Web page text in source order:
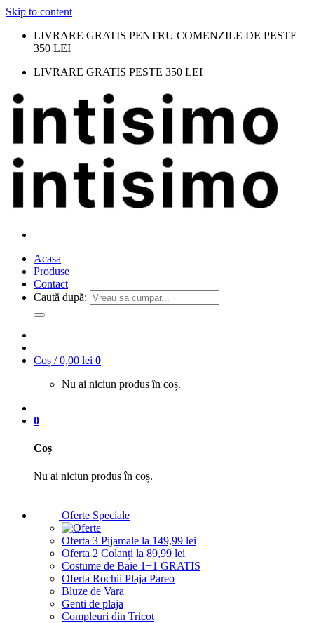
Skip to content
LIVRARE GRATIS PENTRU COMENZILE DE PESTE
350 LEI
LIVRARE GRATIS PESTE 350 LEI
Acasa
Produse
Contact
Caută după:
Coș /0,00 lei 0
Nu ai niciun produs în coș.
0
Coș
Nu ai niciun produs în coș.
Oferte Speciale
Oferta 3 Pijamale la 149,99 lei
Oferta 2 Colanți la 89,99 lei
Costume de Baie 1+1 GRATIS
Oferta Rochii Plaja Pareo
Bluze de Vara
Genti de plaja
Compleuri din Tricot